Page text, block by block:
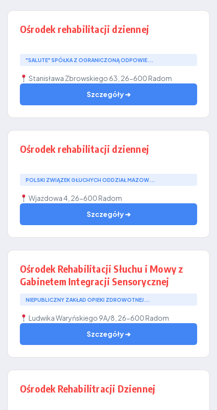
Ośrodek rehabilitacji dziennej
"SALUTE" SPÓŁKA Z OGRANICZONĄ ODPOWIE...
Stanisława Zbrowskiego 63, 26-600 Radom
Szczegóły ➔
Ośrodek rehabilitacji dziennej
POLSKI ZWIĄZEK GŁUCHYCH ODDZIAŁ MAZOW...
Wjazdowa 4, 26-600 Radom
Szczegóły ➔
Ośrodek Rehabilitacji Słuchu i Mowy z
Gabinetem Integracji Sensorycznej
NIEPUBLICZNY ZAKŁAD OPIEKI ZDROWOTNEJ...
Ludwika Waryńskiego 9A/8, 26-600 Radom
Szczegóły ➔
Ośrodek Rehabilitracji Dziennej